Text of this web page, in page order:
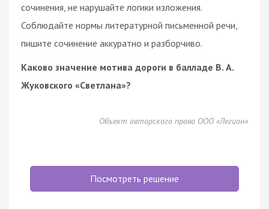
сочинения, не нарушайте логики изложения.
Соблюдайте нормы литературной письменной речи,
пишите сочинение аккуратно и разборчиво.
Каково значение мотива дороги в балладе В. А.
Жуковского «Светлана»?
Объект авторского права ООО «Легион»
Посмотреть решение